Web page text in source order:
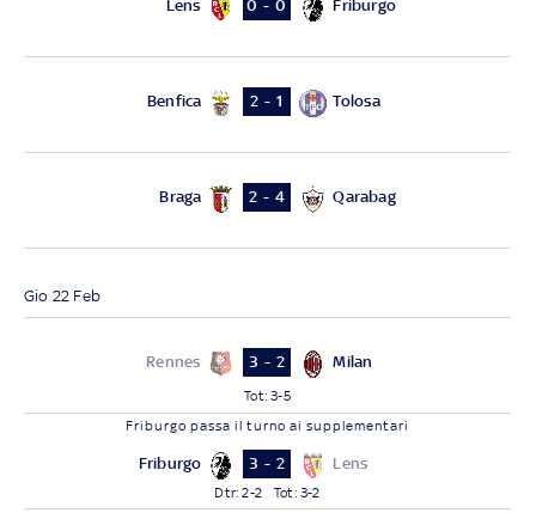
Lens 0 - 0 Friburgo
Benfica 2 - 1 Tolosa
Braga 2 - 4 Qarabag
Gio 22 Feb
Rennes 3 - 2 Milan
Tot:3-5
Friburgo passa il turno ai supplementari
Friburgo 3 - 2 Lens
Dtr:2-2 Tot:3-2